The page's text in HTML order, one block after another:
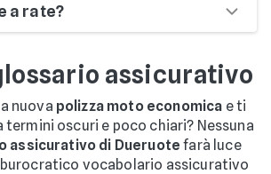
tuo attestato di rischio.
a rate?
sia da Facile.it! Infatti per
possibile
pagare in tre rate con
assicurativo
nuova polizza moto economica e ti
oscuri e poco chiari? Nessuna
assicurativo di Dueruote farà luce
vocabolario assicurativo